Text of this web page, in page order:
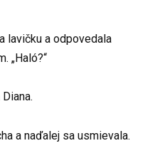
lavičku a odpovedala
„Haló?“
a naďalej sa usmievala.